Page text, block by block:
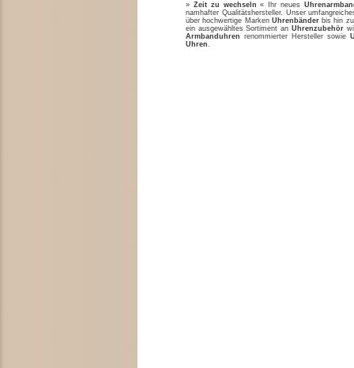
» Zeit zu wechseln « Ihr neues
namhafter Qualitätshersteller. Unser
über hochwertige Marken Uhrenbänderbis hin zu
ein ausgewähltes Sortiment an Uhrenzubehör
Armbanduhren renommierter Hersteller sowie
Uhren.